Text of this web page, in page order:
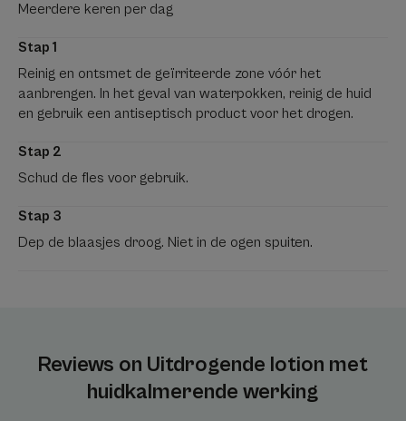
Meerdere keren per dag
Stap 1
Reinig en ontsmet de geïrriteerde zone vóór het
aanbrengen. In het geval van waterpokken, reinig de huid
en gebruik een antiseptisch product voor het drogen.
Stap 2
Schud de fles voor gebruik.
Stap 3
Dep de blaasjes droog. Niet in de ogen spuiten.
Reviews on Uitdrogende lotion met
huidkalmerende werking